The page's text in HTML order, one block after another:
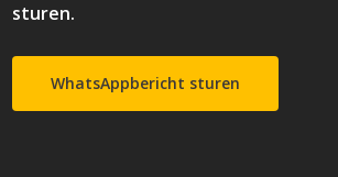
sturen.
WhatsAppbericht sturen